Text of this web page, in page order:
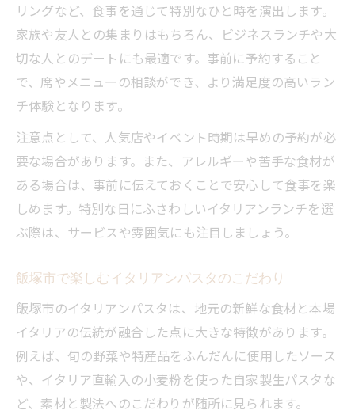
リングなど、食事を通じて特別なひと時を演出します。
家族や友人との集まりはもちろん、ビジネスランチや大
切な人とのデートにも最適です。事前に予約すること
で、席やメニューの相談ができ、より満足度の高いラン
チ体験となります。
注意点として、人気店やイベント時期は早めの予約が必
要な場合があります。また、アレルギーや苦手な食材が
ある場合は、事前に伝えておくことで安心して食事を楽
しめます。特別な日にふさわしいイタリアンランチを選
ぶ際は、サービスや雰囲気にも注目しましょう。
飯塚市で楽しむイタリアンパスタのこだわり
飯塚市のイタリアンパスタは、地元の新鮮な食材と本場
イタリアの伝統が融合した点に大きな特徴があります。
例えば、旬の野菜や特産品をふんだんに使用したソース
や、イタリア直輸入の小麦粉を使った自家製生パスタな
ど、素材と製法へのこだわりが随所に見られます。